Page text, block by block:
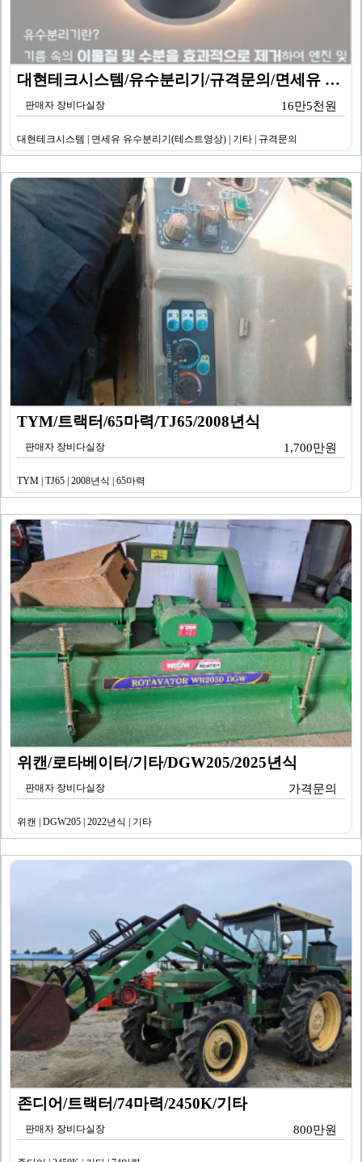
대현테크시스템/유수분리기/규격문의/면세유 유수분리기(테…
판매자 장비다실장 16만5천원
대현테크시스템 | 면세유 유수분리기(테스트영상) | 기타 | 규격문의
TYM/트랙터/65마력/TJ65/2008년식
판매자 장비다실장 1,700만원
TYM | TJ65 | 2008년식 | 65마력
위캔/로타베이터/기타/DGW205/2025년식
판매자 장비다실장 가격문의
위캔 | DGW205 | 2022년식 | 기타
존디어/트랙터/74마력/2450K/기타
판매자 장비다실장 800만원